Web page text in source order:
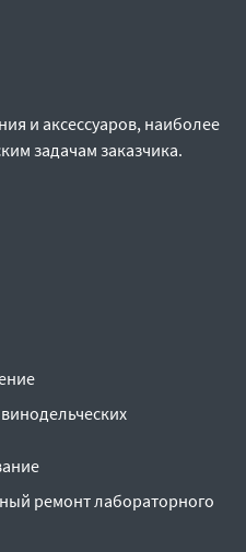
и аксессуаров, наиболее
задачам заказчика.
ремонт лабораторного